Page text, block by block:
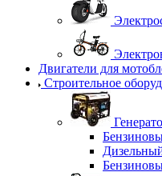
Двигатели для
Строительное